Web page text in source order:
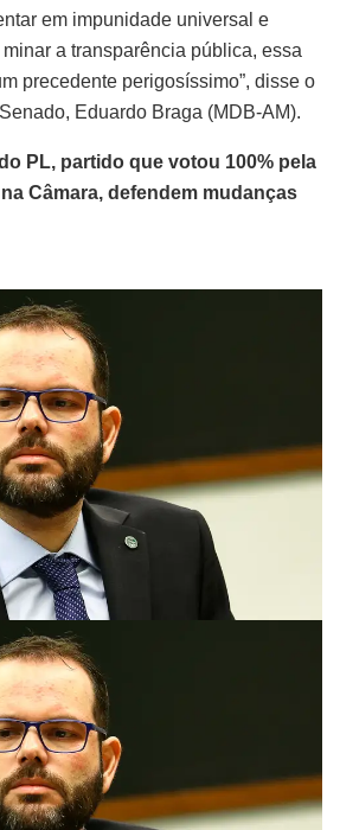
em impunidade universal e
a transparência pública, essa
precedente perigosíssimo”, disse o
Eduardo Braga (MDB-AM).
PL, partido que votou 100% pela
Câmara, defendem mudanças